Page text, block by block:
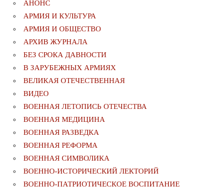
АНОНС
АРМИЯ И КУЛЬТУРА
АРМИЯ И ОБЩЕСТВО
АРХИВ ЖУРНАЛА
БЕЗ СРОКА ДАВНОСТИ
В ЗАРУБЕЖНЫХ АРМИЯХ
ВЕЛИКАЯ ОТЕЧЕСТВЕННАЯ
ВИДЕО
ВОЕННАЯ ЛЕТОПИСЬ ОТЕЧЕСТВА
ВОЕННАЯ МЕДИЦИНА
ВОЕННАЯ РАЗВЕДКА
ВОЕННАЯ РЕФОРМА
ВОЕННАЯ СИМВОЛИКА
ВОЕННО-ИСТОРИЧЕСКИЙ ЛЕКТОРИЙ
ВОЕННО-ПАТРИОТИЧЕСКОЕ ВОСПИТАНИЕ